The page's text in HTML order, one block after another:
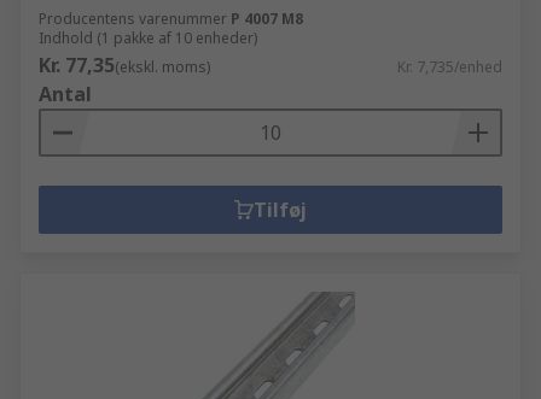
Producentens varenummer P 4007 M8
Indhold (1 pakke af 10 enheder)
Kr. 77,35(ekskl. moms) Kr. 7,735/enhed
Antal
Tilføj